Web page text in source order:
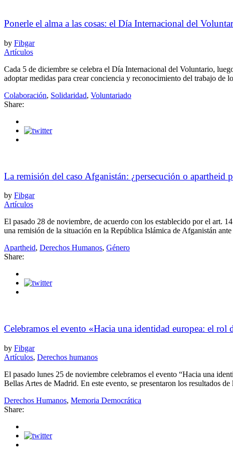
Ponerle el alma a las cosas: el Día Internacional del
by Fibgar
Artículos
Cada 5 de diciembre se celebra el Día Internacional del Voluntario,
adoptar medidas para crear conciencia y reconocimiento del trabajo
Colaboración, Solidaridad, Voluntariado
Share:
La remisión del caso Afganistán: ¿persecución o apartheid
by Fibgar
Artículos
El pasado 28 de noviembre, de acuerdo con los establecido por el art.
una remisión de la situación en la República Islámica de Afganistán
Apartheid, Derechos Humanos, Género
Share:
Celebramos el evento «Hacia una identidad europea: el
by Fibgar
Artículos, Derechos humanos
El pasado lunes 25 de noviembre celebramos el evento “Hacia una
Bellas Artes de Madrid. En este evento, se presentaron los resultados
Derechos Humanos, Memoria Democrática
Share: